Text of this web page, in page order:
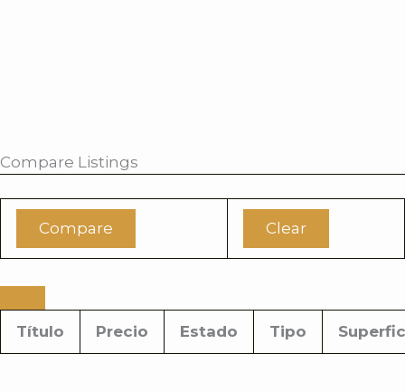
Compare Listings
Compare Clear
Título Precio Estado Tipo